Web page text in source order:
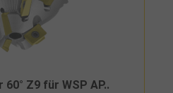
Z9 für WSP AP..